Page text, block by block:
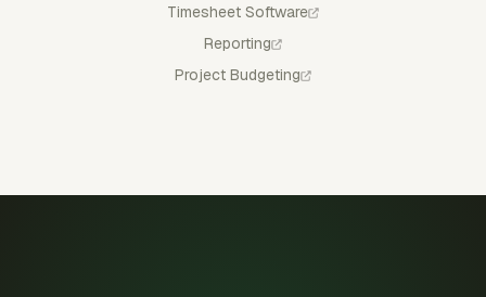
Timesheet Software
Reporting
Project Budgeting